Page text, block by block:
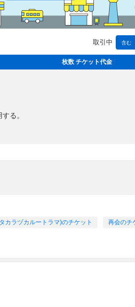
取引中 含む
枚数 チケット代金
る。
カラヅカルートラマ)のチケット 再会のチ